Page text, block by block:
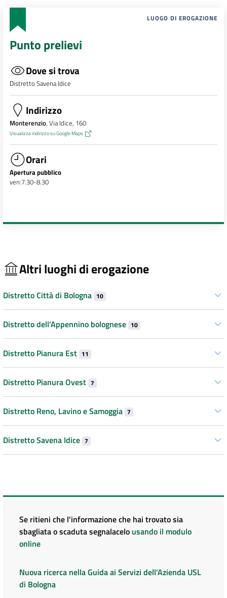
LUOGO DI EROGAZIONE
Punto prelievi
Dove si trova
Distretto Savena Idice
Indirizzo
Monterenzio, Via Idice, 160
Visualizza indirizzo su Google Maps
Orari
Apertura pubblico
ven:7.30-8.30
Altri luoghi di erogazione
Distretto Città di Bologna 10
Distretto dell’Appennino bolognese 10
Distretto Pianura Est 11
Distretto Pianura Ovest 7
Distretto Reno, Lavino e Samoggia 7
Distretto Savena Idice 7
Se ritieni che l'informazione che hai trovato sia
sbagliata o scaduta segnalacelo usando il modulo
online
Nuova ricerca nella Guida ai Servizi dell'Azienda USL
di Bologna